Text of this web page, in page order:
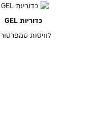
כדוריות GEL
לוויסות